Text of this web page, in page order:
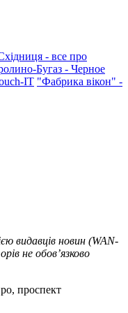
- все про
Бугаз - Черное
IT "Фабрика вікон" -
видавців новин (WAN-
не обов’язково
проспект